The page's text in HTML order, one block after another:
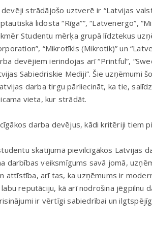
strādājošo uztverē ir “Latvijas
lidosta “Rīga””, “Latvenergo”,
Studentu mērķa grupā līdztekus
“Mikrotīkls (Mikrotik)” un
devējiem ierindojas arī “Printful”,
Sabiedriskie Mediji”. Šie uzņēmumi
darba tirgu pārliecināt, ka tie,
vieta, kur strādāt.
darba devējus, kādi kritēriji tiem
skatījumā pievilcīgākos Latvijas
darbības veiksmīgums savā jomā,
attīstība, arī tas, ka uzņēmums ir
reputāciju, kā arī nodrošina jēgpilnu
ir vērtīgi sabiedrībai un